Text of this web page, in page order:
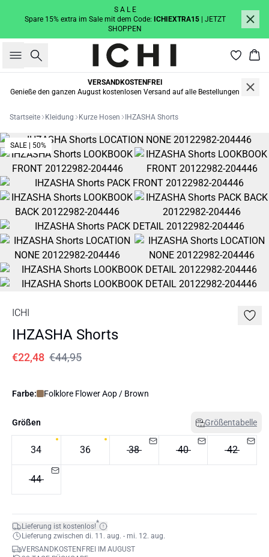
S A L E
Spare 15% extra im Sale mit dem Code: ICHIEXTRA15
| JETZT
SHOPPEN
Suche
VERSANDKOSTENFREI
Genieße den ganzen August kostenlosen Versand auf alle Bestellungen
Startseite Kleidung Kurze Hosen IHZASHA Shorts
SALE | 50%
ICHI
IHZASHA Shorts
€22,48 €44,95
Farbe: Folklore Flower Aop / Brown
Größen Größentabelle
34 36 38 40 42
44
Lieferung ist kostenlos!*
Lieferung zwischen di. 11. aug. - mi. 12. aug.
VERSANDKOSTENFREI IM AUGUST